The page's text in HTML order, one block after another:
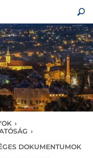
›
›
DOKUMENTUMOK